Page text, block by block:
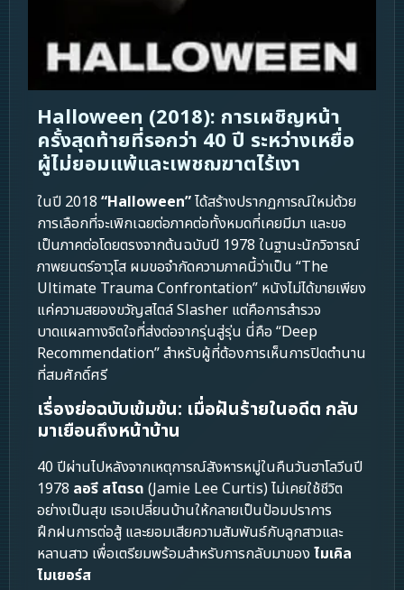
Halloween (2018): การเผชิญหน้า
ครั้งสุดท้ายที่รอกว่า 40 ปี ระหว่างเหยื่อ
ผู้ไม่ยอมแพ้และเพชฌฆาตไร้เงา
ในปี 2018 “Halloween”ได้สร้างปรากฏการณ์ใหม่ด้วย
การเลือกที่จะเพิกเฉยต่อภาคต่อทั้งหมดที่เคยมีมา และขอ
เป็นภาคต่อโดยตรงจากต้นฉบับปี 1978 ในฐานะนักวิจารณ์
ภาพยนตร์อาวุโส ผมขอจำกัดความภาคนี้ว่าเป็น “The
Ultimate Trauma Confrontation” หนังไม่ได้ขายเพียง
แค่ความสยองขวัญสไตล์ Slasher แต่คือการสำรวจ
บาดแผลทางจิตใจที่ส่งต่อจากรุ่นสู่รุ่น นี่คือ “Deep
Recommendation” สำหรับผู้ที่ต้องการเห็นการปิดตำนาน
ที่สมศักดิ์ศรี
เรื่องย่อฉบับเข้มข้น: เมื่อฝันร้ายในอดีต กลับ
มาเยือนถึงหน้าบ้าน
40 ปีผ่านไปหลังจากเหตุการณ์สังหารหมู่ในคืนวันฮาโลวีนปี
1978 ลอรี สโตรด (Jamie Lee Curtis) ไม่เคยใช้ชีวิต
อย่างเป็นสุข เธอเปลี่ยนบ้านให้กลายเป็นป้อมปราการ
ฝึกฝนการต่อสู้ และยอมเสียความสัมพันธ์กับลูกสาวและ
หลานสาว เพื่อเตรียมพร้อมสำหรับการกลับมาของ ไมเคิล
ไมเยอร์ส